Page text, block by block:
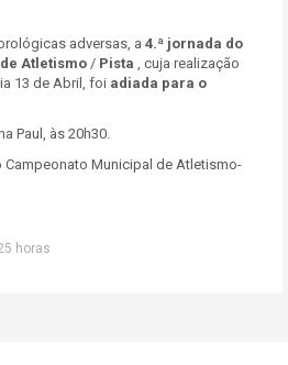
adversas, a 4.ª jornada do
Atletismo / Pista , cuja realização
13 de Abril, foi adiada para o
Paul, às 20h30.
Municipal de Atletismo-
horas